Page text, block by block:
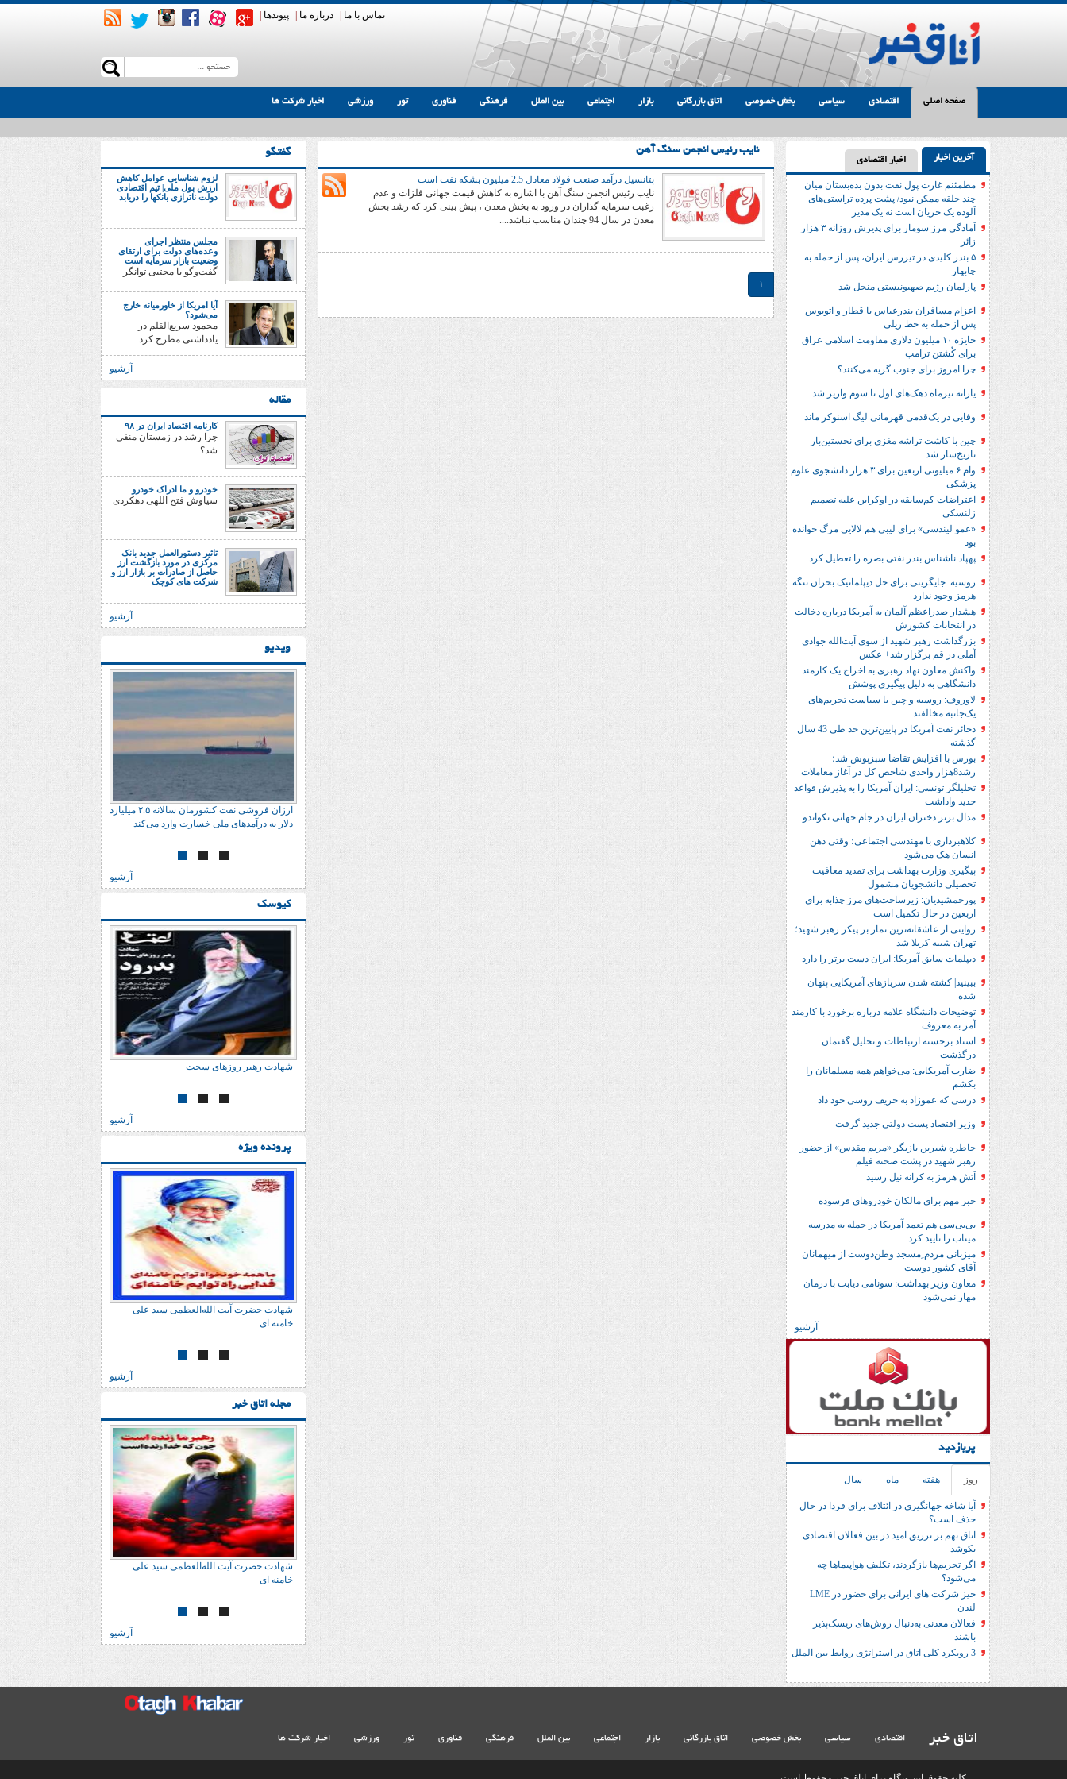
تماس با ما درباره ما پیوندها
صفحه اصلی اقتصادی سیاسی بخش خصوصی اتاق بازرگانی بازار اجتماعی بین الملل فرهنگی فناوری تور ورزشی اخبار شرکت ها
آخرین اخبار اخبار اقتصادی
مطمئنم غارت پول نفت بدون بده‌بستان میان
چند حلقه ممکن نبود/ پشت پرده تراستی‌‌های
آلوده یک جریان است نه یک مدیر
آمادگی مرز سومار برای پذیرش روزانه ۳ هزار
زائر
۵ بندر کلیدی در تیررس ایران، پس از حمله به
چابهار
پارلمان رژیم صهیونیستی منحل شد
اعزام مسافران بندرعباس با قطار و اتوبوس
پس از حمله به خط ریلی
جایزه ۱۰ میلیون دلاری مقاومت اسلامی عراق
برای کُشتن ترامپ
چرا امروز برای جنوب گریه می‌کنند؟
یارانه تیرماه دهک‌های اول تا سوم واریز شد
وفایی در یک‎‌قدمی قهرمانی لیگ اسنوکر ماند
چین با کاشت تراشه مغزی برای نخستین‌بار
تاریخ‌ساز شد
وام ۶ میلیونی اربعین برای ۳ هزار دانشجوی علوم
پزشکی
اعتراضات کم‌سابقه در اوکراین علیه تصمیم
زلنسکی
«عمو لیندسی» برای لیبی هم لالایی مرگ خوانده
بود
پهپاد ناشناس بندر نفتی بصره را تعطیل کرد
روسیه: جایگزینی برای حل‌ دیپلماتیک بحران تنگه
هرمز وجود ندارد
هشدار صدراعظم آلمان به آمریکا درباره دخالت
در انتخابات کشورش
بزرگداشت رهبر شهید از سوی آیت‌الله جوادی
آملی در قم برگزار شد+ عکس
واکنش معاون نهاد رهبری به اخراج یک کارمند
دانشگاهی به دلیل پیگیری پوشش
لاوروف: روسیه و چین با سیاست تحریم‌های
یک‌جانبه مخالفند
ذخائر نفت آمریکا در پایین‌ترین حد طی 43 سال
گذشته
بورس با افزایش تقاضا سبزپوش شد؛
رشد8هزار واحدی شاخص کل در آغاز معاملات
تحلیلگر تونسی: ایران آمریکا را به پذیرش قواعد
جدید واداشت
مدال برنز دختران ایران در جام جهانی تکواندو
کلاهبرداری با مهندسی اجتماعی؛ وقتی ذهن
انسان هک می‌شود
پیگیری وزارت بهداشت برای تمدید معافیت
تحصیلی دانشجویان مشمول
پورجمشیدیان: زیرساخت‌های مرز چذابه برای
اربعین در حال تکمیل است
روایتی از عاشقانه‌ترین نماز بر پیکر رهبر شهید؛‌
تهران‌ شبیه کربلا شد
دیپلمات سابق آمریکا: ایران دست برتر را دارد
ببینید| کشته شدن سربازهای آمریکایی پنهان
شده
توضیحات دانشگاه علامه درباره برخورد با کارمند
آمر به معروف
استاد برجسته ارتباطات و تحلیل گفتمان
درگذشت
ضارب آمریکایی: می‌خواهم همه مسلمانان را
بکشم
درسی که عموزاد به حریف روسی خود داد
وزیر اقتصاد پست دولتی جدید گرفت
خاطره شیرین بازیگر «مریم مقدس» از حضور
رهبر شهید در پشت صحنه فیلم
آتش هرمز به کرانه نیل رسید
خبر مهم برای مالکان خودروهای فرسوده
بی‌بی‌سی هم تعمد آمریکا در حمله به مدرسه
میناب را تایید کرد
میزبانی مردم ِمسجد وطن‌دوست از میهمانان
آقای کشور دوست
معاون وزیر بهداشت: سونامی دیابت با درمان
مهار نمی‌شود
آرشیو
پربازدید
روز هفته ماه سال
آیا شاخه جهانگیری در ائتلاف برای فردا در حال
حذف است؟
اتاق نهم بر تزریق امید در بین فعالان اقتصادی
بکوشد
اگر تحریم‌ها بازگردند، تکلیف هواپیماها چه
می‌شود؟
خیز شرکت های ایرانی برای حضور در LME
لندن
فعالان معدنی به‌دنبال روش‌های ریسک‌پذیر
باشند
3 رویکرد کلی اتاق در استراتژی روابط بین الملل
نایب رئیس انجمن سنگ آهن
پتانسیل درآمد صنعت فولاد معادل 2.5 میلیون بشکه نفت است
نایب رئیس انجمن سنگ آهن با اشاره به کاهش قیمت جهانی فلزات و عدم
رغبت سرمایه گذاران در ورود به بخش معدن ، پیش بینی کرد که رشد بخش
معدن در سال 94 چندان مناسب نباشد....
1
گفتگو
لزوم شناسایی عوامل کاهش
ارزش پول ملی| تیم اقتصادی
دولت ناترازی بانکها را دریابد
مجلس منتظر اجرای
وعده‌های دولت برای ارتقای
وضعیت بازار سرمایه است
گفت‌وگو با مجتبی توانگر
آیا امریکا از خاورمیانه خارج
می‌شود؟
محمود سریع‌القلم در
یادداشتی مطرح کرد
آرشیو
مقاله
کارنامه اقتصاد ایران در ۹۸
چرا رشد در زمستان منفی
شد؟
خودرو و ما ادراک خودرو
سیاوش فتح اللهی دهکردی
تاثیر دستورالعمل جدید بانک
مرکزی در مورد بازگشت ارز
حاصل از صادرات بر بازار ارز و
شرکت های کوچک
آرشیو
ویدیو
ارزان فروشی نفت کشورمان سالانه ٢.۵ میلیارد
دلار به درآمدهای ملی خسارت وارد می‌کند
مدیریت دلار با حراج معکوس هفت باغ مهربانی
آرشیو
کیوسک
شهادت رهبر روزهای سخت
آرشیو
پرونده ویژه
شهادت حضرت آیت الله‌العظمی سید علی
خامنه ای
خامنه ای
خامنه ای
آرشیو
مجله اتاق خبر
شهادت حضرت آیت الله‌العظمی سید علی
خامنه ای
شهادت حضرت آیت الله‌العظمی سید علی
شهادت حضرت آیت الله‌العظمی سید علی
آرشیو
اتاق خبر اقتصادی سیاسی بخش خصوصی اتاق بازرگانی بازار اجتماعی بین الملل فرهنگی فناوری تور ورزشی اخبار شرکت ها